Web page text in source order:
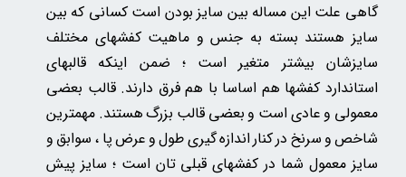
گاهی علت این مساله بین سایز بودن است کسانی که بین
سایز هستند بسته به جنس و ماهیت کفشهای مختلف
سایزشان بیشتر متغیر است ؛ ضمن اینکه قالبهای
استاندارد کفشها هم اساسا با هم فرق دارند. قالب بعضی
معمولی و عادی است و بعضی قالب بزرگ هستند. مهمترین
شاخص و سرنخ در کنار اندازه گیری طول و عرض پا ، سوابق و
سایز معمول شما در کفشهای قبلی تان است ؛ سایز پیش